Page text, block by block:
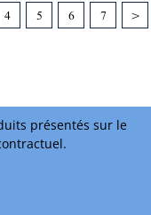
4 5 6 7 >
présentés sur le